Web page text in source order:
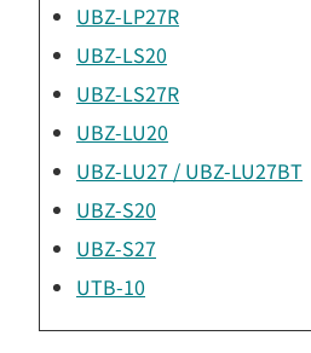
UBZ-LP27R
UBZ-LS20
UBZ-LS27R
UBZ-LU20
UBZ-LU27 / UBZ-LU27BT
UBZ-S20
UBZ-S27
UTB-10